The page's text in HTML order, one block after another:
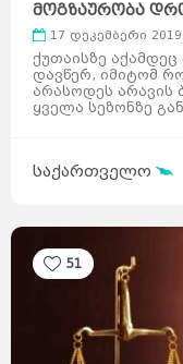
მოგზაურობა
განზომილება
17 დეკემბერი 2019
ქუთაისზე
დავწერ, იმიტომ
არასოდეს არავის
ყველა სეზონზე
საქართველო
51